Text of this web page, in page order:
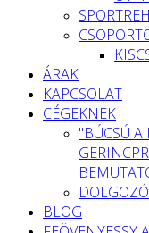
ÁRAK
KAPCSOLAT
CÉGEKNEK
"BÚCSÚ
BLOG